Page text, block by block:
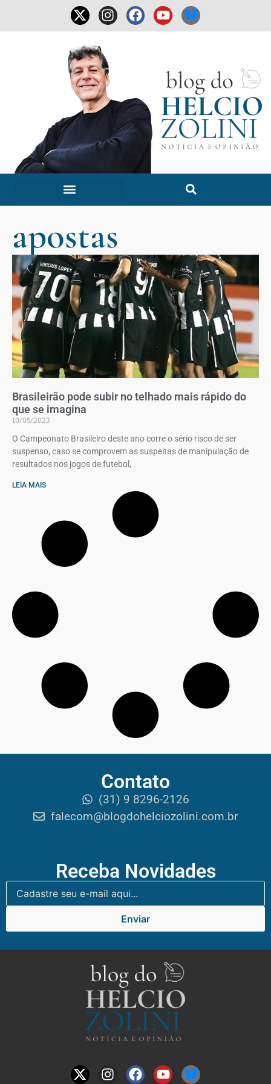
apostas
Brasileirão pode subir no telhado mais rápido do
que se imagina
10/05/2023
O Campeonato Brasileiro deste ano corre o sério risco de ser
suspenso, caso se comprovem as suspeitas de manipulação de
resultados nos jogos de futebol,
LEIA MAIS
Contato
(31) 9 8296-2126
falecom@blogdohelciozolini.com.br
Receba Novidades
Enviar